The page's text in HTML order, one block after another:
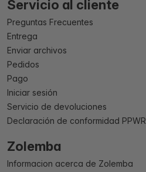
Servicio al cliente
Preguntas Frecuentes
Entrega
Enviar archivos
Pedidos
Pago
Iniciar sesión
Servicio de devoluciones
Declaración de conformidad PPWR
Zolemba
Informacion acerca de Zolemba